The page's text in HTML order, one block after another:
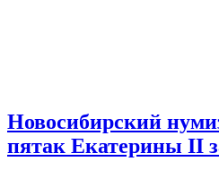
Новосибирский
пятак Екатерины II